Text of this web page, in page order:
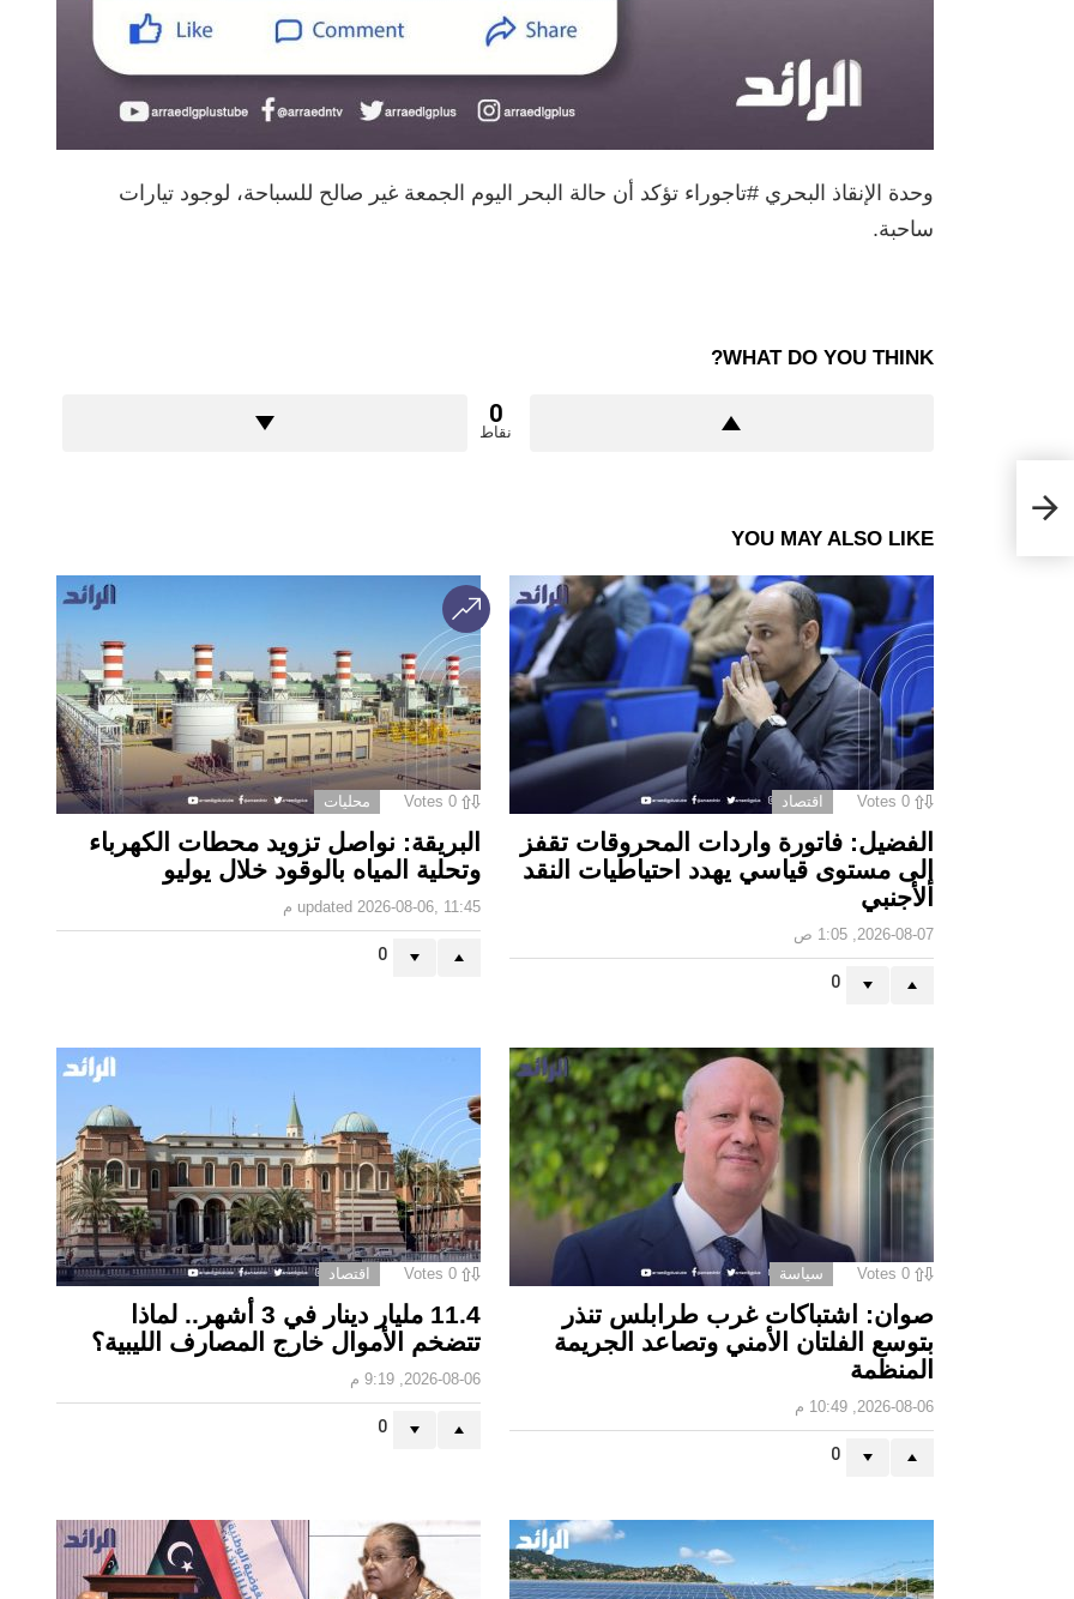
وحدة الإنقاذ البحري #تاجوراء تؤكد أن حالة البحر اليوم الجمعة غير صالح للسباحة، لوجود تيارات
ساحبة.
WHAT DO YOU THINK?
0
نقاط
YOU MAY ALSO LIKE
0
Votes اقتصاد
الفضيل: فاتورة واردات المحروقات تقفز
إلى مستوى قياسي يهدد احتياطيات النقد
الأجنبي
2026-08-07, 1:05 ص
0
0
Votes محليات
البريقة: نواصل تزويد محطات الكهرباء
وتحلية المياه بالوقود خلال يوليو
updated 2026-08-06, 11:45 م
0
0
Votes سياسة
صوان: اشتباكات غرب طرابلس تنذر
بتوسع الفلتان الأمني وتصاعد الجريمة
المنظمة
2026-08-06, 10:49 م
0
0
Votes اقتصاد
11.4 مليار دينار في 3 أشهر.. لماذا
تتضخم الأموال خارج المصارف الليبية؟
2026-08-06, 9:19 م
0